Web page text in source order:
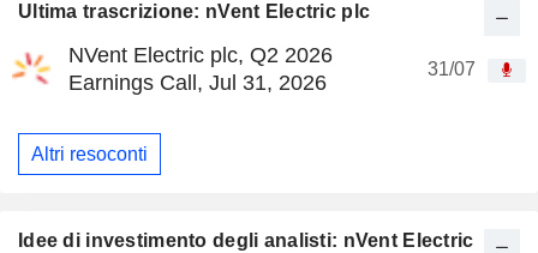
Ultima trascrizione: nVent Electric plc
NVent Electric plc, Q2 2026
Earnings Call, Jul 31, 2026
31/07
Altri resoconti
Idee di investimento degli analisti: nVent Electric